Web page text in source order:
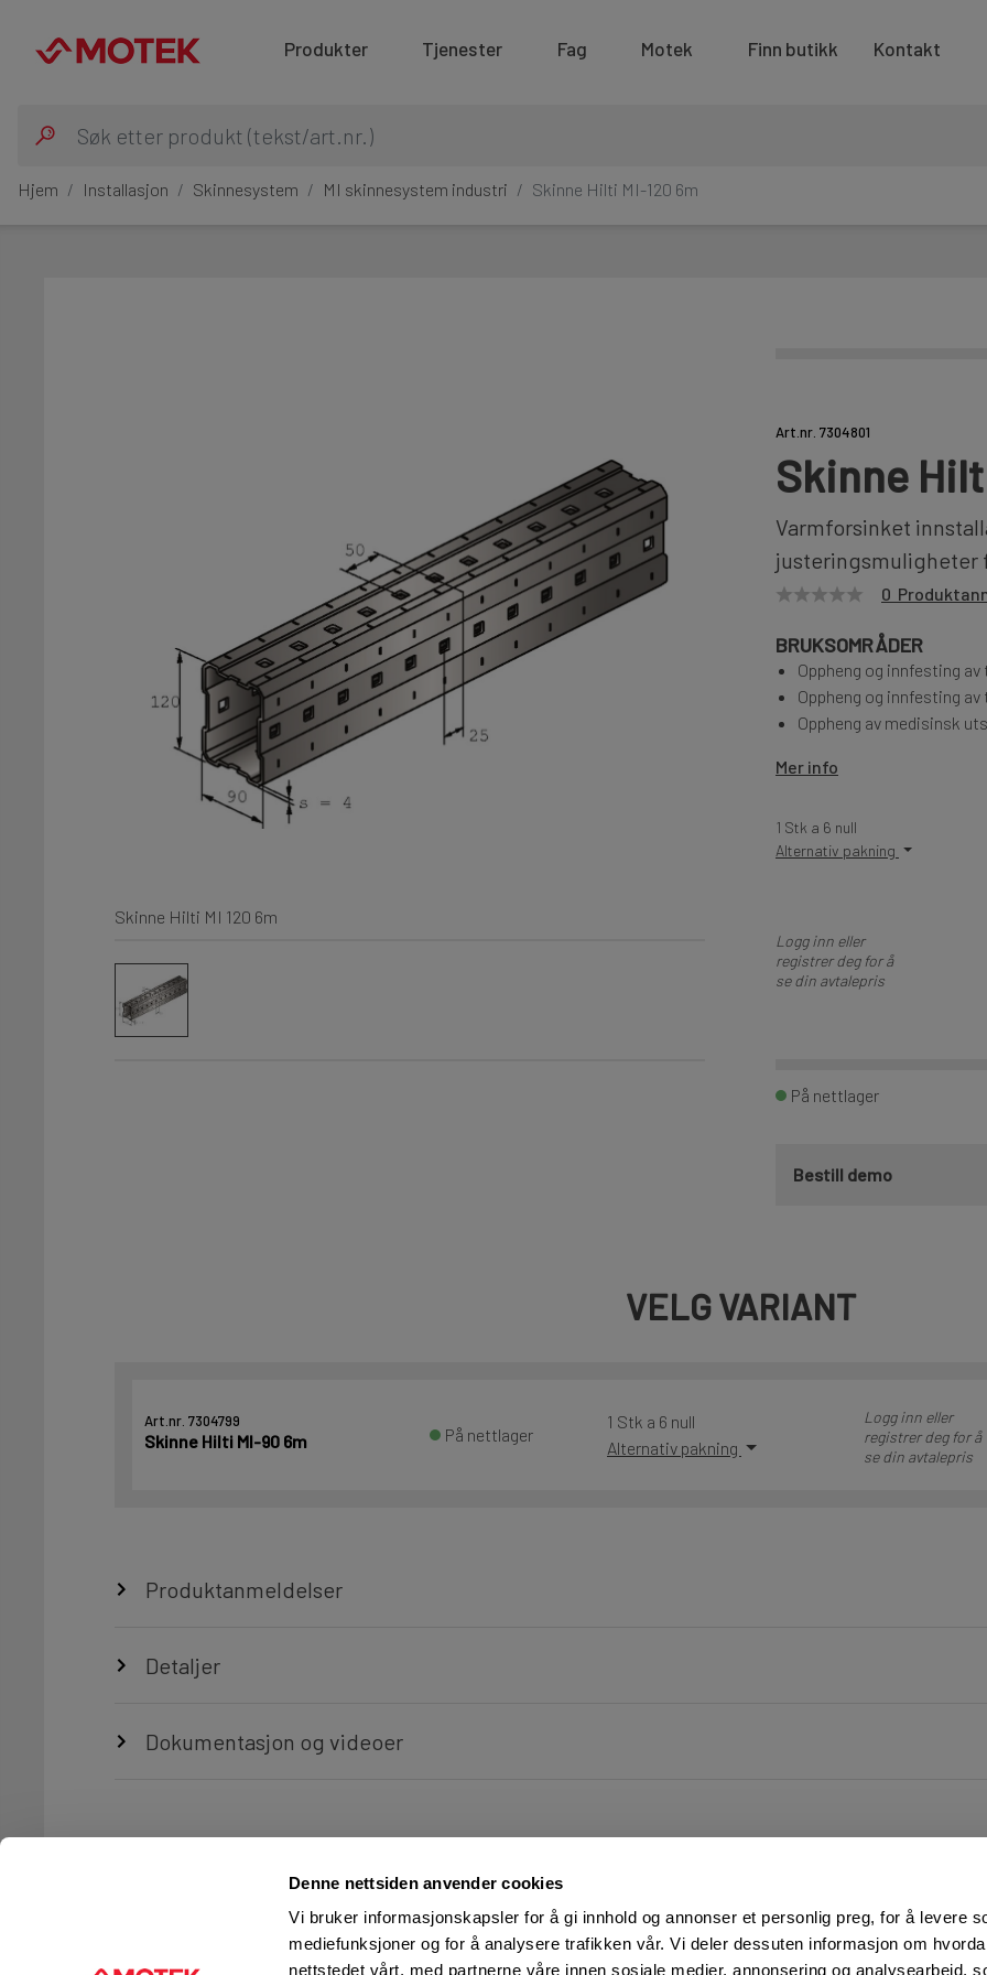
Denne nettsiden anvender cookies
Vi bruker informasjonskapsler for å gi innhold og annonser et personlig preg, for å levere
mediefunksjoner og for å analysere trafikken vår. Vi deler dessuten informasjon om
nettstedet vårt, med partnerne våre innen sosiale medier, annonsering og analysearbeid,
Produkter Tjenester Fag Motek Finn butikk Kontakt
Hjem Installasjon Skinnesystem MI skinnesystem industri Skinne Hilti MI-120 6m
Skinne Hilti MI 120 6m
Art.nr. 7304801
Skinne
Varmforsinket
justeringsmuligheter
0
BRUKSOMRÅDER
Oppheng og innfesting
Oppheng og innfesting
Oppheng av medisinsk
Mer info
1 Stk a 6 null
Alternativ pakning
Logg inn eller
registrer deg for å
se din avtalepris
På nettlager
Bestill demo
VELG VARIANT
Art.nr. 7304799
Skinne Hilti MI-90 6m På nettlager
1 Stk a 6 null
Alternativ pakning
Logg inn eller
registrer deg for å
se din avtalepris
Produktanmeldelser
Detaljer
Dokumentasjon og videoer